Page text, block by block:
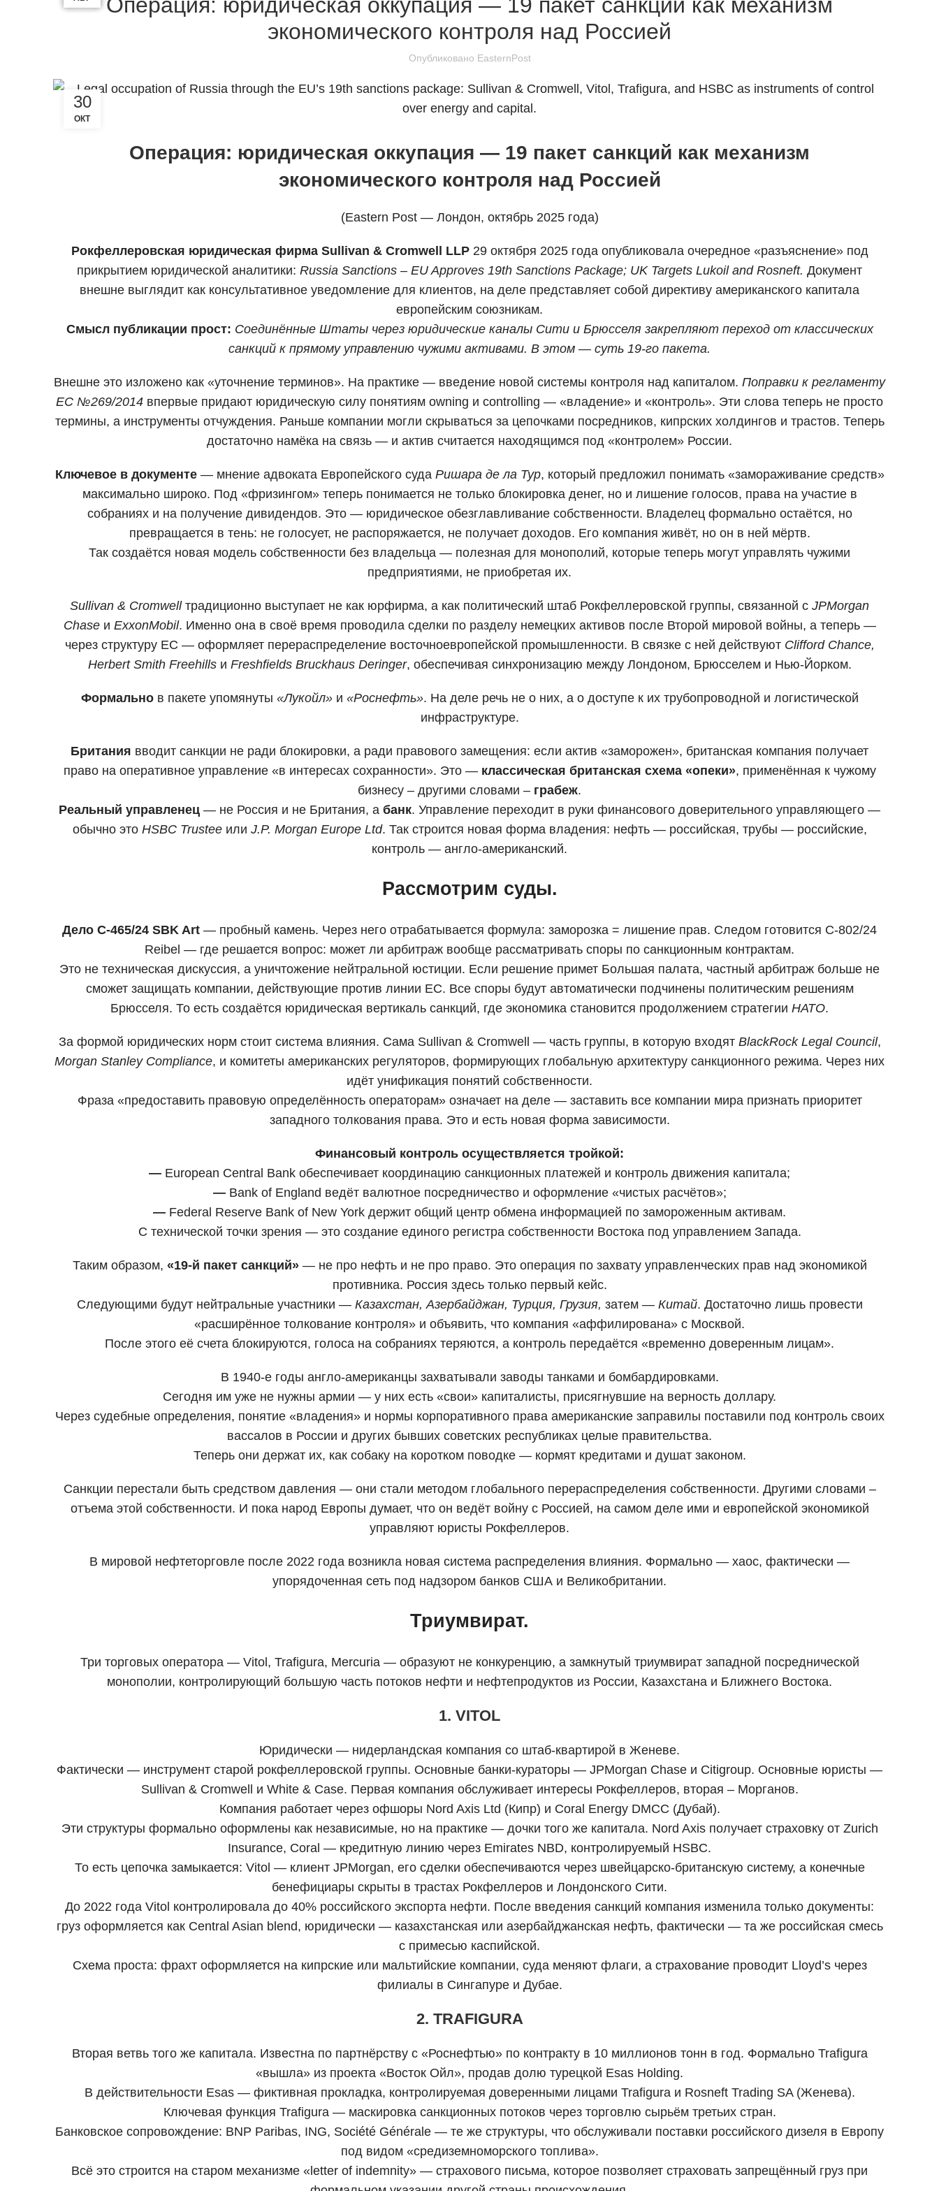
экономического контроля над Россией
Опубликовано EasternPost
30
ОКТ
Операция: юридическая оккупация — 19 пакет санкций как механизм
экономического контроля над Россией
(Eastern Post — Лондон, октябрь 2025 года)
Рокфеллеровская юридическая фирма Sullivan & Cromwell LLP29 октября 2025 года опубликовала очередное «разъяснение» под
прикрытием юридической аналитики: Russia Sanctions – EU Approves 19th Sanctions Package; UK Targets Lukoil and Rosneft. Документ
внешне выглядит как консультативное уведомление для клиентов, на деле представляет собой директиву американского капитала
европейским союзникам.
Смысл публикации прост: Соединённые Штаты через юридические каналы Сити и Брюсселя закрепляют переход от классических
санкций к прямому управлению чужими активами. В этом — суть 19-го пакета.
Внешне это изложено как «уточнение терминов». На практике — введение новой системы контроля над капиталом. Поправки к регламенту
ЕС №269/2014 впервые придают юридическую силу понятиям owning и controlling — «владение» и «контроль». Эти слова теперь не просто
термины, а инструменты отчуждения. Раньше компании могли скрываться за цепочками посредников, кипрских холдингов и трастов. Теперь
достаточно намёка на связь — и актив считается находящимся под «контролем» России.
Ключевое в документе— мнение адвоката Европейского суда Ришара де ла Тур, который предложил понимать «замораживание средств»
максимально широко. Под «фризингом» теперь понимается не только блокировка денег, но и лишение голосов, права на участие в
собраниях и на получение дивидендов. Это — юридическое обезглавливание собственности. Владелец формально остаётся, но
превращается в тень: не голосует, не распоряжается, не получает доходов. Его компания живёт, но он в ней мёртв.
Так создаётся новая модель собственности без владельца — полезная для монополий, которые теперь могут управлять чужими
предприятиями, не приобретая их.
Sullivan & Cromwellтрадиционно выступает не как юрфирма, а как политический штаб Рокфеллеровской группы, связанной с JPMorgan
Chaseи ExxonMobil. Именно она в своё время проводила сделки по разделу немецких активов после Второй мировой войны, а теперь —
через структуру ЕС — оформляет перераспределение восточноевропейской промышленности. В связке с ней действуют Clifford Chance,
Herbert Smith Freehillsи Freshfields Bruckhaus Deringer, обеспечивая синхронизацию между Лондоном, Брюсселем и Нью-Йорком.
Формальнов пакете упомянуты «Лукойл»и «Роснефть». На деле речь не о них, а о доступе к их трубопроводной и логистической
инфраструктуре.
Британия вводит санкции не ради блокировки, а ради правового замещения: если актив «заморожен», британская компания получает
право на оперативное управление «в интересах сохранности». Это — классическая британская схема «опеки», применённая к чужому
бизнесу – другими словами – грабеж.
Реальный управленец — не Россия и не Британия, а банк. Управление переходит в руки финансового доверительного управляющего —
обычно это HSBC Trusteeили J.P. Morgan Europe Ltd. Так строится новая форма владения: нефть — российская, трубы — российские,
контроль — англо-американский.
Рассмотрим суды.
Дело C-465/24 SBK Art — пробный камень. Через него отрабатывается формула: заморозка = лишение прав. Следом готовится C-802/24
Reibel — где решается вопрос: может ли арбитраж вообще рассматривать споры по санкционным контрактам.
Это не техническая дискуссия, а уничтожение нейтральной юстиции. Если решение примет Большая палата, частный арбитраж больше не
сможет защищать компании, действующие против линии ЕС. Все споры будут автоматически подчинены политическим решениям
Брюсселя. То есть создаётся юридическая вертикаль санкций, где экономика становится продолжением стратегии НАТО.
За формой юридических норм стоит система влияния. Сама Sullivan & Cromwell — часть группы, в которую входят BlackRock Legal Council,
Morgan Stanley Compliance, и комитеты американских регуляторов, формирующих глобальную архитектуру санкционного режима. Через них
идёт унификация понятий собственности.
Фраза «предоставить правовую определённость операторам» означает на деле — заставить все компании мира признать приоритет
западного толкования права. Это и есть новая форма зависимости.
Финансовый контроль осуществляется тройкой:
— European Central Bank обеспечивает координацию санкционных платежей и контроль движения капитала;
—Bank of England ведёт валютное посредничество и оформление «чистых расчётов»;
— Federal Reserve Bank of New York держит общий центр обмена информацией по замороженным активам.
С технической точки зрения — это создание единого регистра собственности Востока под управлением Запада.
Таким образом, «19-й пакет санкций»— не про нефть и не про право. Это операция по захвату управленческих прав над экономикой
противника. Россия здесь только первый кейс.
Следующими будут нейтральные участники — Казахстан, Азербайджан, Турция, Грузия, затем — Китай. Достаточно лишь провести
«расширённое толкование контроля» и объявить, что компания «аффилирована» с Москвой.
После этого её счета блокируются, голоса на собраниях теряются, а контроль передаётся «временно доверенным лицам».
В 1940-е годы англо-американцы захватывали заводы танками и бомбардировками.
Сегодня им уже не нужны армии — у них есть «свои» капиталисты, присягнувшие на верность доллару.
Через судебные определения, понятие «владения» и нормы корпоративного права американские заправилы поставили под контроль своих
вассалов в России и других бывших советских республиках целые правительства.
Теперь они держат их, как собаку на коротком поводке — кормят кредитами и душат законом.
Санкции перестали быть средством давления — они стали методом глобального перераспределения собственности. Другими словами –
отъема этой собственности. И пока народ Европы думает, что он ведёт войну с Россией, на самом деле ими и европейской экономикой
управляют юристы Рокфеллеров.
В мировой нефтеторговле после 2022 года возникла новая система распределения влияния. Формально — хаос, фактически —
упорядоченная сеть под надзором банков США и Великобритании.
Триумвират.
Три торговых оператора — Vitol, Trafigura, Mercuria — образуют не конкуренцию, а замкнутый триумвират западной посреднической
монополии, контролирующий большую часть потоков нефти и нефтепродуктов из России, Казахстана и Ближнего Востока.
1. VITOL
Юридически — нидерландская компания со штаб-квартирой в Женеве.
Фактически — инструмент старой рокфеллеровской группы. Основные банки-кураторы — JPMorgan Chase и Citigroup. Основные юристы —
Sullivan & Cromwell и White & Case. Первая компания обслуживает интересы Рокфеллеров, вторая – Морганов.
Компания работает через офшоры Nord Axis Ltd (Кипр) и Coral Energy DMCC (Дубай).
Эти структуры формально оформлены как независимые, но на практике — дочки того же капитала. Nord Axis получает страховку от Zurich
Insurance, Coral — кредитную линию через Emirates NBD, контролируемый HSBC.
То есть цепочка замыкается: Vitol — клиент JPMorgan, его сделки обеспечиваются через швейцарско-британскую систему, а конечные
бенефициары скрыты в трастах Рокфеллеров и Лондонского Сити.
До 2022 года Vitol контролировала до 40% российского экспорта нефти. После введения санкций компания изменила только документы:
груз оформляется как Central Asian blend, юридически — казахстанская или азербайджанская нефть, фактически — та же российская смесь
с примесью каспийской.
Схема проста: фрахт оформляется на кипрские или мальтийские компании, суда меняют флаги, а страхование проводит Lloyd’s через
филиалы в Сингапуре и Дубае.
2. TRAFIGURA
Вторая ветвь того же капитала. Известна по партнёрству с «Роснефтью» по контракту в 10 миллионов тонн в год. Формально Trafigura
«вышла» из проекта «Восток Ойл», продав долю турецкой Esas Holding.
В действительности Esas — фиктивная прокладка, контролируемая доверенными лицами Trafigura и Rosneft Trading SA (Женева).
Ключевая функция Trafigura — маскировка санкционных потоков через торговлю сырьём третьих стран.
Банковское сопровождение: BNP Paribas, ING, Société Générale — те же структуры, что обслуживали поставки российского дизеля в Европу
под видом «средиземноморского топлива».
Всё это строится на старом механизме «letter of indemnity» — страхового письма, которое позволяет страховать запрещённый груз при